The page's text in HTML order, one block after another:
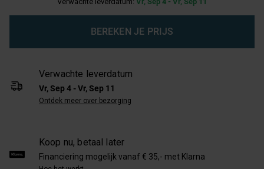
BEREKEN JE PRIJS
Verwachte leverdatum
Vr, Sep 4 - Vr, Sep 11
Ontdek meer over bezorging
Koop nu, betaal later
Financiering mogelijk vanaf € 35,- met Klarna